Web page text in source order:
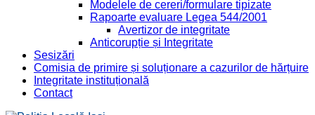
Modelele de cereri/formulare tipizate
Rapoarte evaluare Legea 544/2001
Avertizor de integritate
Anticorupție și Integritate
Sesizări
Comisia de primire și soluționare a cazurilor de hărțuire
Integritate instituțională
Contact